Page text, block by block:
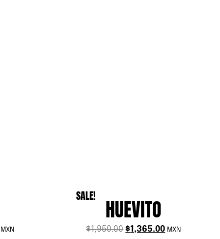
MXN
SALE!
HUEVITO
$1,950.00 $1,365.00 MXN